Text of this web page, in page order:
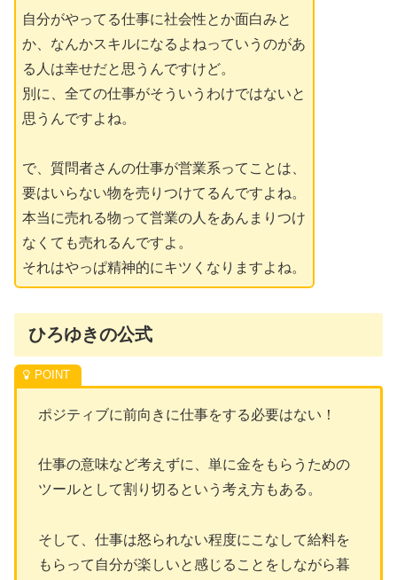
自分がやってる仕事に社会性とか面白みと
か、なんかスキルになるよねっていうのがあ
る人は幸せだと思うんですけど。
別に、全ての仕事がそういうわけではないと
思うんですよね。
で、質問者さんの仕事が営業系ってことは、
要はいらない物を売りつけてるんですよね。
本当に売れる物って営業の人をあんまりつけ
なくても売れるんですよ。
それはやっぱ精神的にキツくなりますよね。
ひろゆきの公式
ポジティブに前向きに仕事をする必要はない！
仕事の意味など考えずに、単に金をもらうための
ツールとして割り切るという考え方もある。
そして、仕事は怒られない程度にこなして給料を
もらって自分が楽しいと感じることをしながら暮